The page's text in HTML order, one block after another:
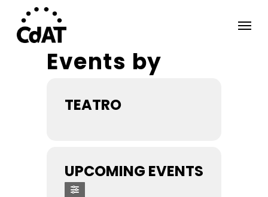
main
Menu
Events by
TEATRO
UPCOMING EVENTS